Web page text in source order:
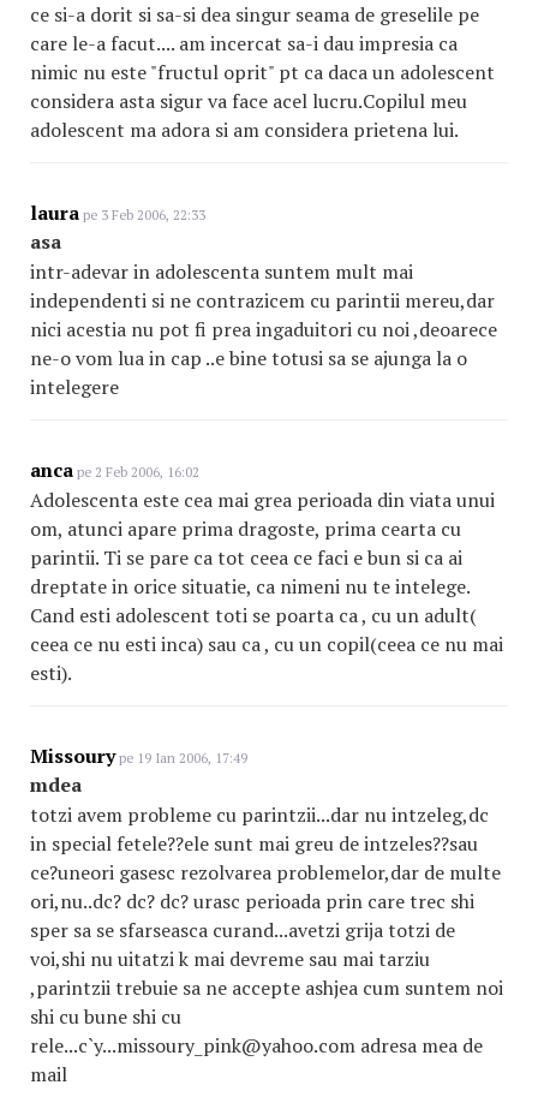
ce si-a dorit si sa-si dea singur seama de greselile pe
care le-a facut.... am incercat sa-i dau impresia ca
nimic nu este "fructul oprit" pt ca daca un adolescent
considera asta sigur va face acel lucru.Copilul meu
adolescent ma adora si am considera prietena lui.
laura pe 3 Feb 2006, 22:33
asa
intr-adevar in adolescenta suntem mult mai
independenti si ne contrazicem cu parintii mereu,dar
nici acestia nu pot fi prea ingaduitori cu noi ,deoarece
ne-o vom lua in cap ..e bine totusi sa se ajunga la o
intelegere
anca pe 2 Feb 2006, 16:02
Adolescenta este cea mai grea perioada din viata unui
om, atunci apare prima dragoste, prima cearta cu
parintii. Ti se pare ca tot ceea ce faci e bun si ca ai
dreptate in orice situatie, ca nimeni nu te intelege.
Cand esti adolescent toti se poarta ca , cu un adult(
ceea ce nu esti inca) sau ca , cu un copil(ceea ce nu mai
esti).
Missourype 19 Ian 2006, 17:49
mdea
totzi avem probleme cu parintzii...dar nu intzeleg,dc
in special fetele??ele sunt mai greu de intzeles??sau
ce?uneori gasesc rezolvarea problemelor,dar de multe
ori,nu..dc? dc? dc? urasc perioada prin care trec shi
sper sa se sfarseasca curand...avetzi grija totzi de
voi,shi nu uitatzi k mai devreme sau mai tarziu
,parintzii trebuie sa ne accepte ashjea cum suntem noi
shi cu bune shi cu
rele...c`y...missoury_pink@yahoo.com adresa mea de
mail